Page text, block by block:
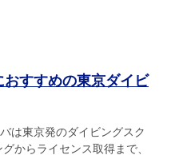
すすめの東京ダイビ
は東京発のダイビングスク
からライセンス取得まで、